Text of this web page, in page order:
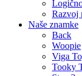
Razvoj
Naše znamke
Back
Woopie
Viga
Tooky